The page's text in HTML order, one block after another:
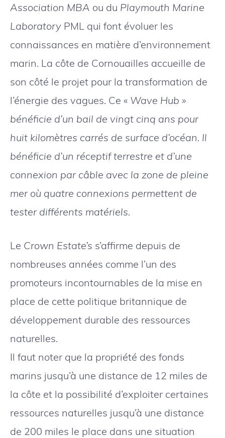
Association MBA ou du Playmouth Marine
Laboratory PML qui font évoluer les
connaissances en matière d’environnement
marin. La côte de Cornouailles accueille de
son côté le projet pour la transformation de
l’énergie des vagues. Ce « Wave Hub »
bénéficie d’un bail de vingt cinq ans pour
huit kilomètres carrés de surface d’océan. Il
bénéficie d’un réceptif terrestre et d’une
connexion par câble avec la zone de pleine
mer où quatre connexions permettent de
tester différents matériels.
Le Crown Estate’s s’affirme depuis de
nombreuses années comme l’un des
promoteurs incontournables de la mise en
place de cette politique britannique de
développement durable des ressources
naturelles.
Il faut noter que la propriété des fonds
marins jusqu’à une distance de 12 miles de
la côte et la possibilité d’exploiter certaines
ressources naturelles jusqu’à une distance
de 200 miles le place dans une situation